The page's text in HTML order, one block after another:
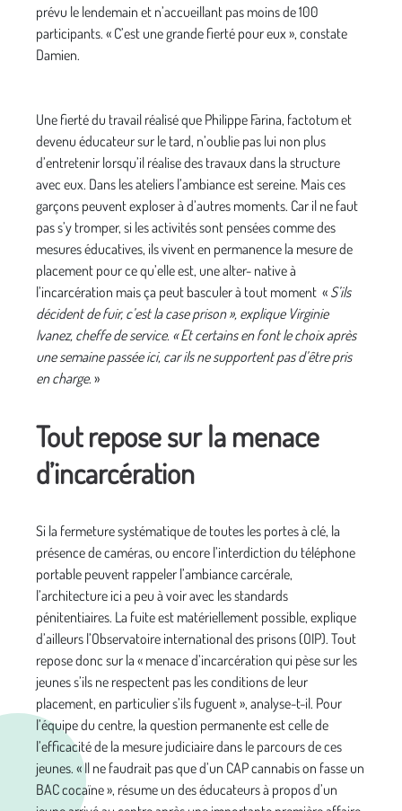
prévu le lendemain et n’accueillant pas moins de 100
participants. « C’est une grande fierté pour eux », constate
Damien.
Une fierté du travail réalisé que Philippe Farina, factotum et
devenu éducateur sur le tard, n’oublie pas lui non plus
d’entretenir lorsqu’il réalise des travaux dans la structure
avec eux. Dans les ateliers l’ambiance est sereine. Mais ces
garçons peuvent exploser à d’autres moments. Car il ne faut
pas s’y tromper, si les activités sont pensées comme des
mesures éducatives, ils vivent en permanence la mesure de
placement pour ce qu’elle est, une alter- native à
l’incarcération mais ça peut basculer à tout moment « S’ils
décident de fuir, c’est la case prison », explique Virginie
Ivanez, cheffe de service. « Et certains en font le choix après
une semaine passée ici, car ils ne supportent pas d’être pris
en charge. »
Tout repose sur la menace
d’incarcération
Si la fermeture systématique de toutes les portes à clé, la
présence de caméras, ou encore l’interdiction du téléphone
portable peuvent rappeler l’ambiance carcérale,
l’architecture ici a peu à voir avec les standards
pénitentiaires. La fuite est matériellement possible, explique
d’ailleurs l’Observatoire international des prisons (OIP). Tout
repose donc sur la « menace d’incarcération qui pèse sur les
jeunes s’ils ne respectent pas les conditions de leur
placement, en particulier s’ils fuguent », analyse-t-il. Pour
l’équipe du centre, la question permanente est celle de
l’efficacité de la mesure judiciaire dans le parcours de ces
jeunes. « Il ne faudrait pas que d’un CAP cannabis on fasse un
BAC cocaïne », résume un des éducateurs à propos d’un